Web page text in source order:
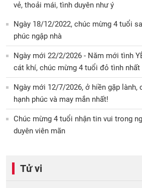
vẻ, thoải mái, tình duyên như ý
Ngày 18/12/2022, chúc mừng 4 tuổi
phúc ngập nhà
Ngày mới 22/2/2026 - Năm mới tình
cát khí, chúc mừng 4 tuổi đỏ tình nhất
Ngày mới 12/7/2026, ở hiền gặp lành,
hạnh phúc và may mắn nhất!
Chúc mừng 4 tuổi nhận tin vui trong
duyên viên mãn
Tử vi